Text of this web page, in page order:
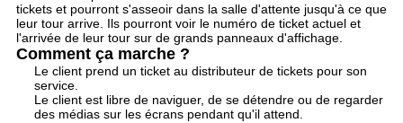
tickets et pourront s'asseoir dans la salle d'attente jusqu'à ce que
leur tour arrive. Ils pourront voir le numéro de ticket actuel et
l'arrivée de leur tour sur de grands panneaux d'affichage.
Comment ça marche ?
Le client prend un ticket au distributeur de tickets pour son
service.
Le client est libre de naviguer, de se détendre ou de regarder
des médias sur les écrans pendant qu'il attend.